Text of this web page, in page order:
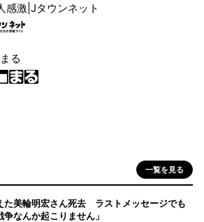
感激|Jタウンネット
る
一覧を見る
た美輪明宏さん死去 ラストメッセージでも
なんか起こりません」